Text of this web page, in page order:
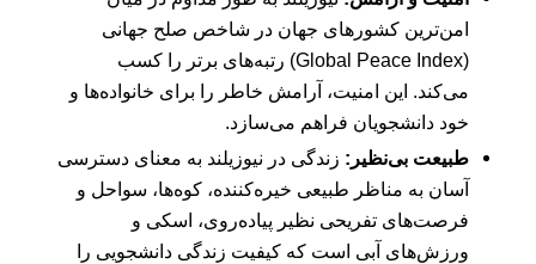
امن‌ترین کشورهای جهان در شاخص صلح جهانی
(Global Peace Index) رتبه‌های برتر را کسب
می‌کند. این امنیت، آرامش خاطر را برای خانواده‌ها و
خود دانشجویان فراهم می‌سازد.
طبیعت بی‌نظیر: زندگی در نیوزیلند به معنای دسترسی
آسان به مناظر طبیعی خیره‌کننده، کوه‌ها، سواحل و
فرصت‌های تفریحی نظیر پیاده‌روی، اسکی و
ورزش‌های آبی است که کیفیت زندگی دانشجویی را